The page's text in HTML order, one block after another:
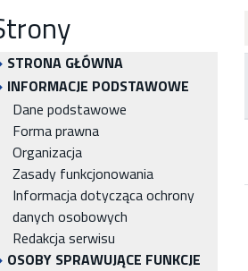
STRONA GŁÓWNA
INFORMACJE PODSTAWOWE
Dane podstawowe
Forma prawna
Organizacja
Zasady funkcjonowania
Informacja dotycząca ochrony
danych osobowych
Redakcja serwisu
OSOBY SPRAWUJĄCE FUNKCJE